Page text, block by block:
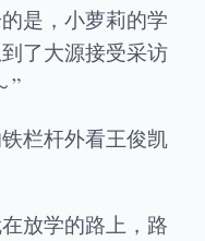
是，小萝莉的学
了大源接受采访
”
栏杆外看王俊凯
放学的路上，路